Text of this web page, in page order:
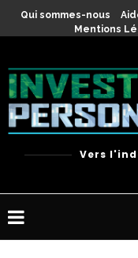
Qui sommes-nous
Mentions
Vers